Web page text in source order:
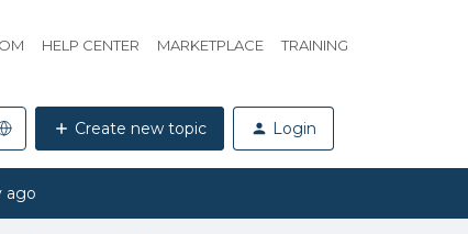
HELP CENTER MARKETPLACE TRAINING
Create new topic Login
ago